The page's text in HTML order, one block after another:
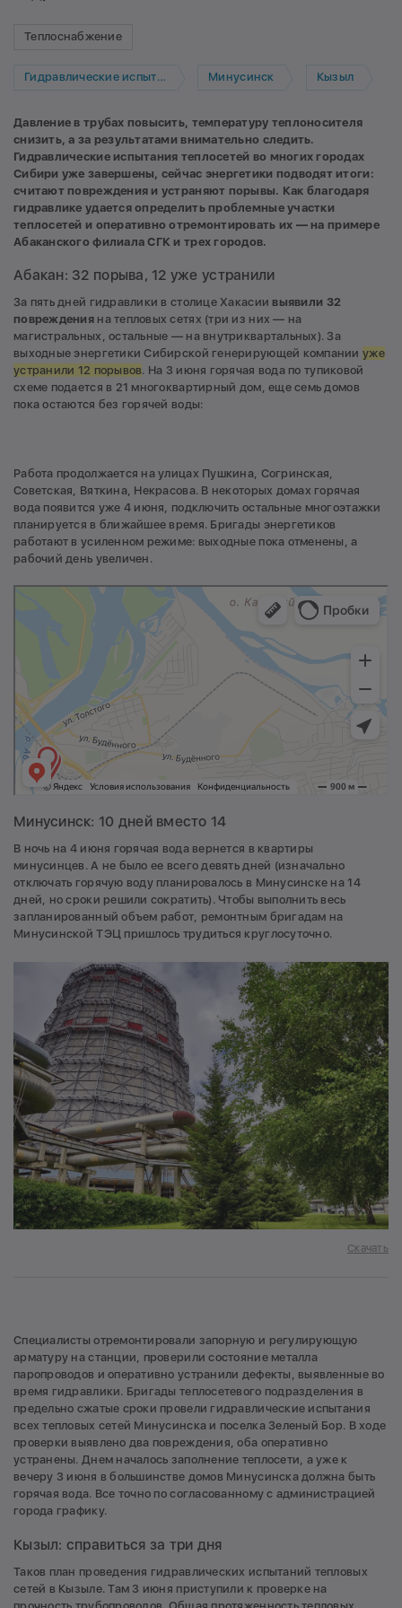
Теплоснабжение
Гидравлические испытания Минусинск Кызыл
Давление в трубах повысить, температуру теплоносителя
снизить, а за результатами внимательно следить.
Гидравлические испытания теплосетей во многих городах
Сибири уже завершены, сейчас энергетики подводят итоги:
считают повреждения и устраняют порывы. Как благодаря
гидравлике удается определить проблемные участки
теплосетей и оперативно отремонтировать их — на примере
Абаканского филиала СГК и трех городов.
Абакан: 32 порыва, 12 уже устранили
За пять дней гидравлики в столице Хакасии выявили 32
повреждения на тепловых сетях (три из них — на
магистральных, остальные — на внутриквартальных). За
выходные энергетики Сибирской генерирующей компанииуже
устранили 12 порывов. На 3 июня горячая вода по тупиковой
схеме подается в 21 многоквартирный дом, еще семь домов
пока остаются без горячей воды:
Работа продолжается на улицах Пушкина, Согринская,
Советская, Вяткина, Некрасова. В некоторых домах горячая
вода появится уже 4 июня, подключить остальные многоэтажки
планируется в ближайшее время. Бригады энергетиков
работают в усиленном режиме: выходные пока отменены, а
рабочий день увеличен.
Минусинск: 10 дней вместо 14
В ночь на 4 июня горячая вода вернется в квартиры
минусинцев. А не было ее всего девять дней (изначально
отключать горячую воду планировалось в Минусинске на 14
дней, но сроки решили сократить). Чтобы выполнить весь
запланированный объем работ, ремонтным бригадам на
Минусинской ТЭЦ пришлось трудиться круглосуточно.
Скачать
Специалисты отремонтировали запорную и регулирующую
арматуру на станции, проверили состояние металла
паропроводов и оперативно устранили дефекты, выявленные во
время гидравлики. Бригады теплосетевого подразделения в
предельно сжатые сроки провели гидравлические испытания
всех тепловых сетей Минусинска и поселка Зеленый Бор. В ходе
проверки выявлено два повреждения, оба оперативно
устранены. Днем началось заполнение теплосети, а уже к
вечеру 3 июня в большинстве домов Минусинска должна быть
горячая вода. Все точно по согласованному с администрацией
города графику.
Кызыл: справиться за три дня
Таков план проведения гидравлических испытаний тепловых
сетей в Кызыле. Там 3 июня приступили к проверке на